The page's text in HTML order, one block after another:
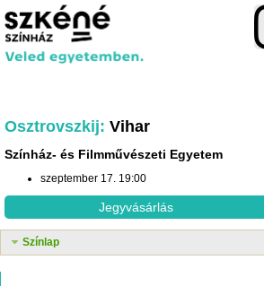
Osztrovszkij Vihar
Színház- és Filmművészeti Egyetem
szeptember 17. 19:00
Jegyvásárlás
Színlap